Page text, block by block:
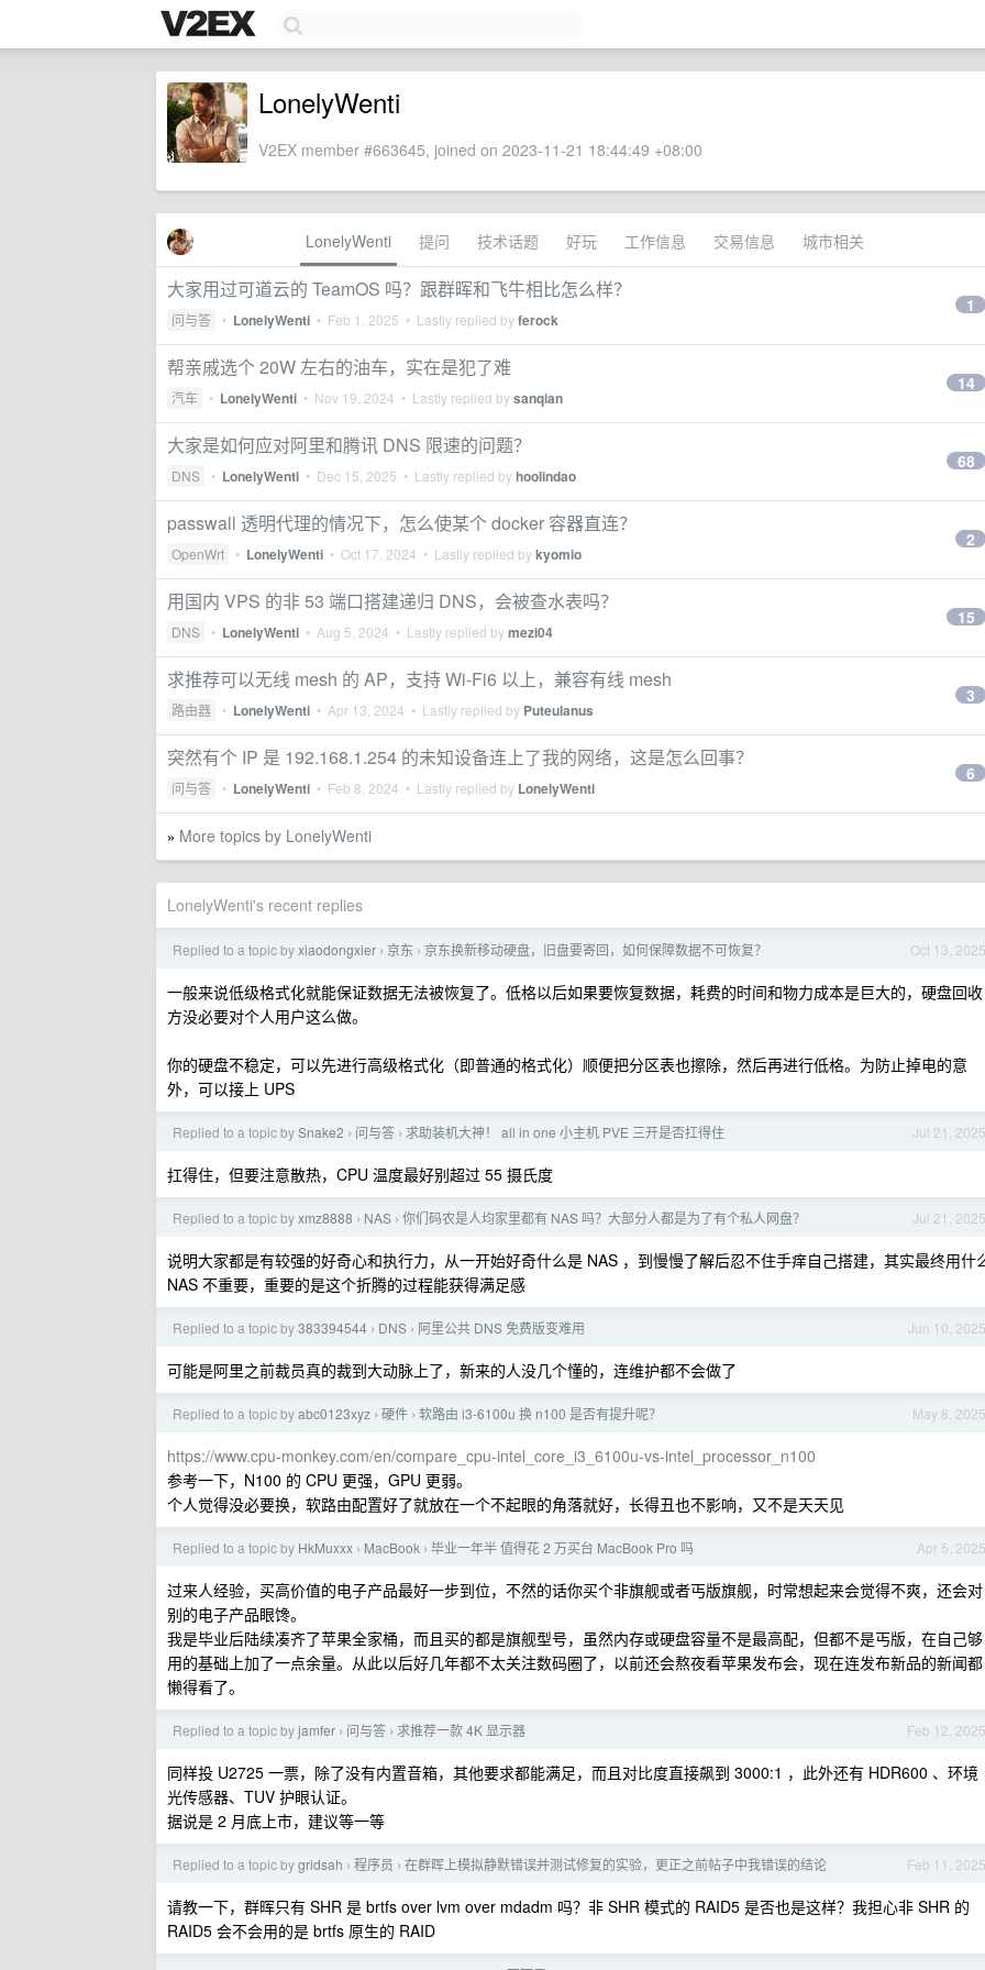
LonelyWenti
V2EX member #663645, joined on 2023-11-21 18:44:49 +08:00
LonelyWenti 提问 技术话题 好玩 工作信息 交易信息 城市相关
大家用过可道云的 TeamOS 吗？跟群晖和飞牛相比怎么样？
问与答 • LonelyWenti • Feb 1, 2025 • Lastly replied byferock
1
帮亲戚选个 20W 左右的油车，实在是犯了难
汽车 • LonelyWenti • Nov 19, 2024 • Lastly replied bysanqian
14
大家是如何应对阿里和腾讯 DNS 限速的问题？
DNS • LonelyWenti • Dec 15, 2025 • Lastly replied byhoolindao
68
passwall 透明代理的情况下，怎么使某个 docker 容器直连？
OpenWrt • LonelyWenti • Oct 17, 2024 • Lastly replied bykyomio
2
用国内 VPS 的非 53 端口搭建递归 DNS，会被查水表吗？
DNS • LonelyWenti • Aug 5, 2024 • Lastly replied bymezi04
15
求推荐可以无线 mesh 的 AP，支持 Wi-Fi6 以上，兼容有线 mesh
路由器 • LonelyWenti • Apr 13, 2024 • Lastly replied by Puteulanus
3
突然有个 IP 是 192.168.1.254 的未知设备连上了我的网络，这是怎么回事？
问与答 • LonelyWenti • Feb 8, 2024 • Lastly replied by LonelyWenti
6
» More topics by LonelyWenti
LonelyWenti's recent replies
Oct 13, 2025
Replied to a topic byxiaodongxier › 京东 › 京东换新移动硬盘，旧盘要寄回，如何保障数据不可恢复？
一般来说低级格式化就能保证数据无法被恢复了。低格以后如果要恢复数据，耗费的时间和物力成本是巨大的，硬盘回收
方没必要对个人用户这么做。
你的硬盘不稳定，可以先进行高级格式化（即普通的格式化）顺便把分区表也擦除，然后再进行低格。为防止掉电的意
外，可以接上 UPS
Jul 21, 2025
Replied to a topic bySnake2 › 问与答 › 求助装机大神！ all in one 小主机 PVE 三开是否扛得住
扛得住，但要注意散热，CPU 温度最好别超过 55 摄氏度
Jul 21, 2025
Replied to a topic byxmz8888 › NAS › 你们码农是人均家里都有 NAS 吗？大部分人都是为了有个私人网盘？
说明大家都是有较强的好奇心和执行力，从一开始好奇什么是 NAS ，到慢慢了解后忍不住手痒自己搭建，其实最终用什
NAS 不重要，重要的是这个折腾的过程能获得满足感
Jun 10, 2025
Replied to a topic by383394544 › DNS › 阿里公共 DNS 免费版变难用
可能是阿里之前裁员真的裁到大动脉上了，新来的人没几个懂的，连维护都不会做了
May 8, 2025
Replied to a topic byabc0123xyz › 硬件 › 软路由 i3-6100u 换 n100 是否有提升呢？
https://www.cpu-monkey.com/en/compare_cpu-intel_core_i3_6100u-vs-intel_processor_n100
参考一下，N100 的 CPU 更强，GPU 更弱。
个人觉得没必要换，软路由配置好了就放在一个不起眼的角落就好，长得丑也不影响，又不是天天见
Apr 5, 2025
Replied to a topic by HkMuxxx › MacBook › 毕业一年半 值得花 2 万买台 MacBook Pro 吗
过来人经验，买高价值的电子产品最好一步到位，不然的话你买个非旗舰或者丐版旗舰，时常想起来会觉得不爽，还会对
别的电子产品眼馋。
我是毕业后陆续凑齐了苹果全家桶，而且买的都是旗舰型号，虽然内存或硬盘容量不是最高配，但都不是丐版，在自己够
用的基础上加了一点余量。从此以后好几年都不太关注数码圈了，以前还会熬夜看苹果发布会，现在连发布新品的新闻都
懒得看了。
Feb 12, 2025
Replied to a topic byjamfer › 问与答 › 求推荐一款 4K 显示器
同样投 U2725 一票，除了没有内置音箱，其他要求都能满足，而且对比度直接飙到 3000:1 ，此外还有 HDR600 、环境
光传感器、TUV 护眼认证。
据说是 2 月底上市，建议等一等
Feb 11, 2025
Replied to a topic bygridsah › 程序员 › 在群晖上模拟静默错误并测试修复的实验，更正之前帖子中我错误的结论
请教一下，群晖只有 SHR 是 brtfs over lvm over mdadm 吗？非 SHR 模式的 RAID5 是否也是这样？我担心非 SHR 的
RAID5 会不会用的是 brtfs 原生的 RAID